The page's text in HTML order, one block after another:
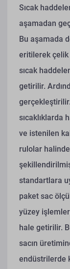
Sıcak
aşamadan
Bu aşamada
eritilerek
sıcak
getirilir.
sıcaklıklarda
ve istenilen
rulolar
standartlara
paket sac
yüzey
hale getirilir.
sacın
endüstrilerde